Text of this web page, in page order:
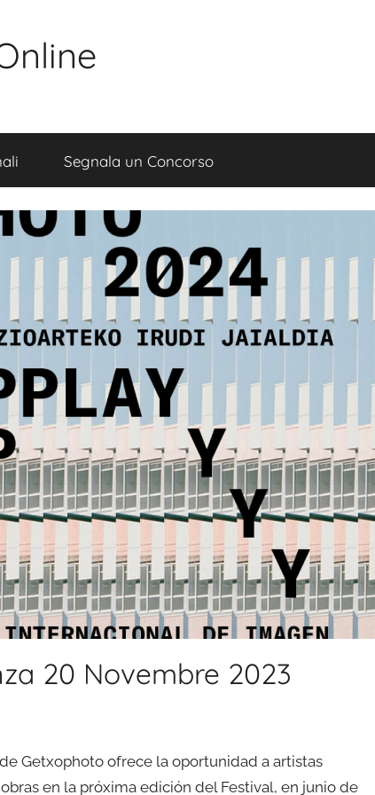
Segnala un Concorso
20 Novembre 2023
Getxophoto ofrece la oportunidad a artistas
en la próxima edición del Festival, en junio de